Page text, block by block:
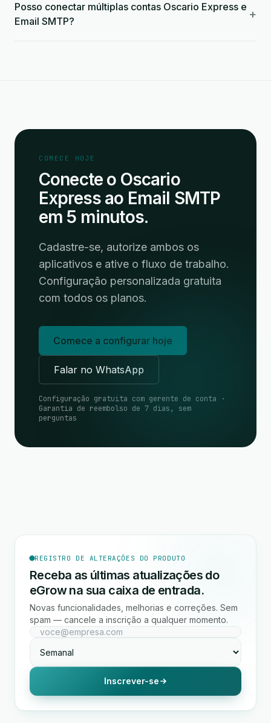
Posso conectar múltiplas contas Oscario Express e
Email SMTP?
+
COMECE HOJE
Conecte o Oscario
Express ao Email SMTP
em 5 minutos.
Cadastre-se, autorize ambos os
aplicativos e ative o fluxo de trabalho.
Configuração personalizada gratuita
com todos os planos.
Comece a configurar hoje
Falar no WhatsApp
Configuração gratuita com gerente de conta ·
Garantia de reembolso de 7 dias, sem
perguntas
REGISTRO DE ALTERAÇÕES DO PRODUTO
Receba as últimas atualizações do
eGrow na sua caixa de entrada.
Novas funcionalidades, melhorias e correções. Sem
spam — cancele a inscrição a qualquer momento.
Inscrever-se